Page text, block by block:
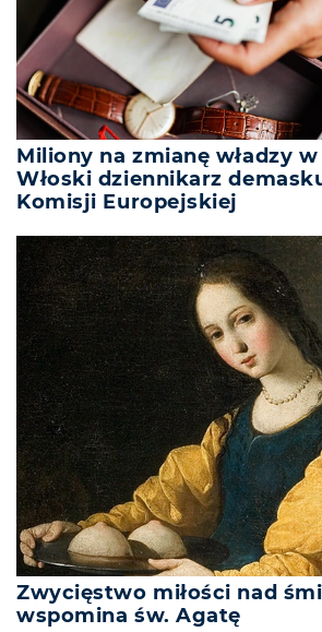
Miliony na zmianę władzy w
Włoski dziennikarz
Komisji Europejskiej
Zwycięstwo miłości nad
wspomina św. Agatę